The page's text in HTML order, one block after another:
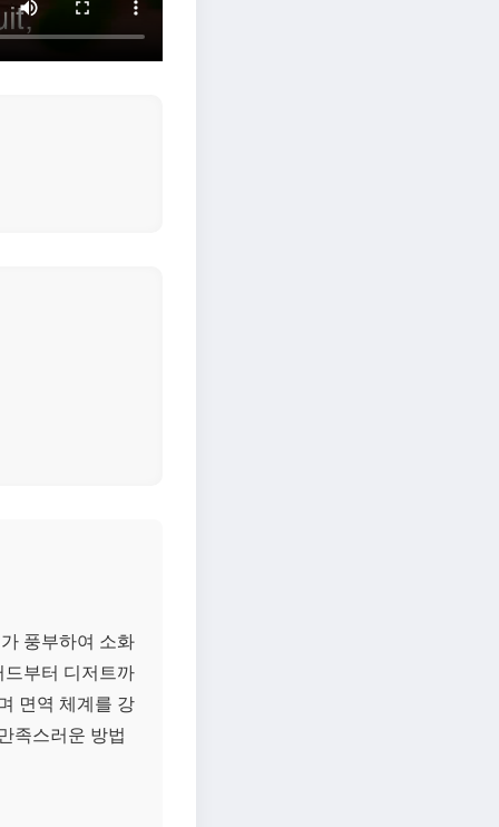
풍부하여 소화
부터 디저트까
면역 체계를 강
족스러운 방법